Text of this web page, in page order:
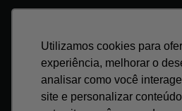
Utilizamos cookies para
experiência, melhorar o
analisar como você
site e personalizar